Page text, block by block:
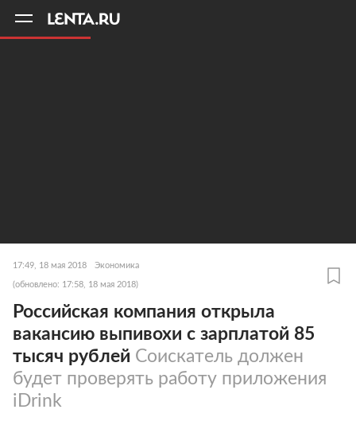
17:49, 18 мая 2018 Экономика
(обновлено: 17:58, 18 мая 2018)
Российская компания открыла
вакансию выпивохи с зарплатой 85
тысяч рублей Соискатель должен
будет проверять работу приложения
iDrink